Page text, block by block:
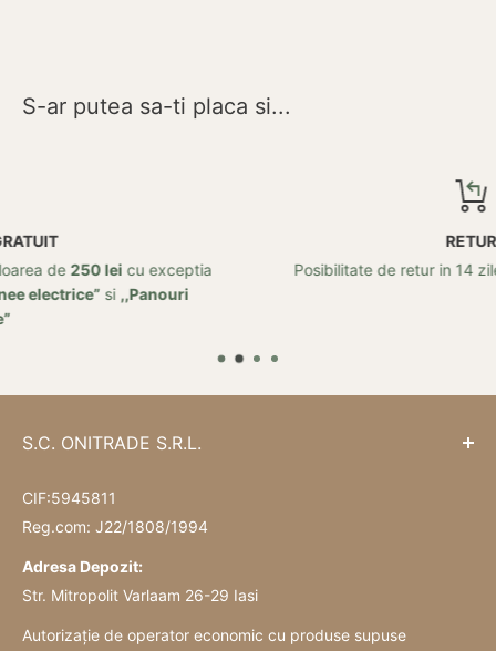
S-ar putea sa-ti placa si...
Posibilitate de retur in 14 zile de la data achizitei!
S.C. ONITRADE S.R.L.
CIF:5945811
Reg.com: J22/1808/1994
Adresa Depozit:
Str. Mitropolit Varlaam 26-29 Iasi
Autorizație de operator economic cu produse supuse